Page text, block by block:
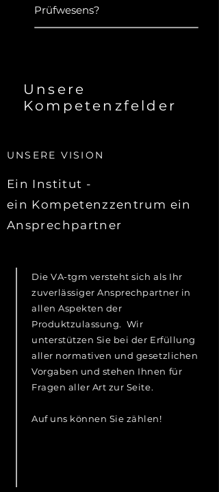
Prüfwesens?
Unsere
Kompetenzfelder
UNSERE VISION
Ein Institut -
ein Kompetenzzentrum ein
Ansprechpartner
Die VA-tgm versteht sich als Ihr
zuverlässiger Ansprechpartner in
allen Aspekten der
Produktzulassung. Wir
unterstützen Sie bei der Erfüllung
aller normativen und gesetzlichen
Vorgaben und stehen Ihnen für
Fragen aller Art zur Seite.
Auf uns können Sie zählen!